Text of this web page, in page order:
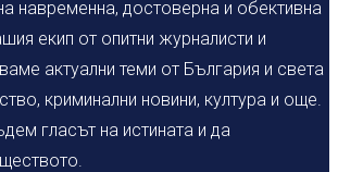
навременна, достоверна и обективна
екип от опитни журналисти и
актуални теми от България и света
криминални новини, култура и още.
гласът на истината и да